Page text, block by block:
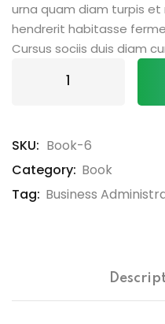
urna quam diam turpis et
hendrerit habitasse
Cursus sociis duis diam
SKU: Book-6
Category: Book
Tag: Business